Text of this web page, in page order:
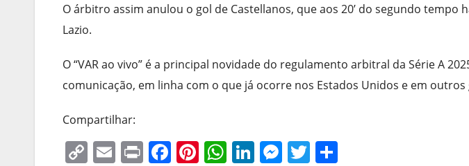
O árbitro assim anulou o gol de Castellanos, que aos 20’ do segundo tempo
Lazio.
O “VAR ao vivo” é a principal novidade do regulamento arbitral da Série A
comunicação, em linha com o que já ocorre nos Estados Unidos e em
Compartilhar:
C E Pr F Pi W Li M T